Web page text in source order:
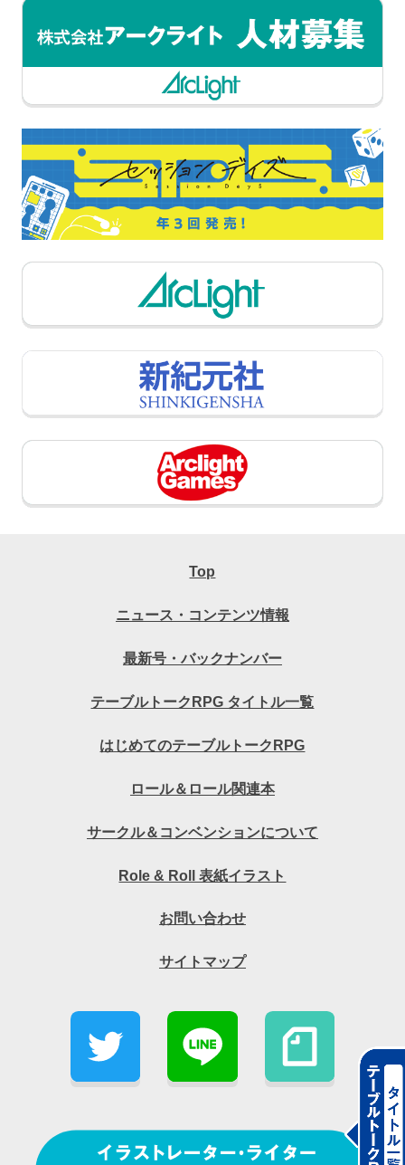
Top
ニュース・コンテンツ情報
最新号・バックナンバー
テーブルトークRPG タイトル一覧
はじめてのテーブルトークRPG
ロール＆ロール関連本
サークル＆コンベンションについて
Role & Roll 表紙イラスト
お問い合わせ
サイトマップ